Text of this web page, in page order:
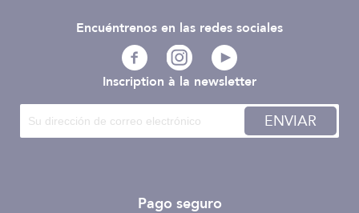
Inscription à la newsletter
ENVIAR
Pago seguro
Encuéntrenos en las redes sociales